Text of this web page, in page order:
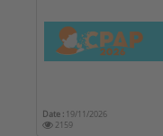
Date : 19/11/2026
2159